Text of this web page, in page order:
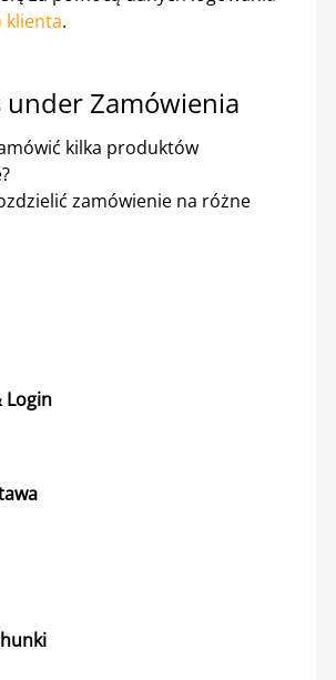
Login
klienta.
under Zamówienia
kilka produktów
zamówienie na różne